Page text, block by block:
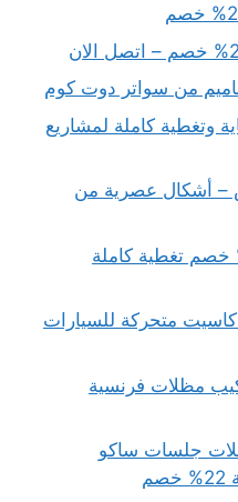
من سواتر دوت كوم
وتغطية كاملة لمشاريع
– أشكال عصرية من
ممرات الرياض – 32% خصم تغطية كاملة
متحركة للسيارات
مظلات فرنسية
جلسات ساكو